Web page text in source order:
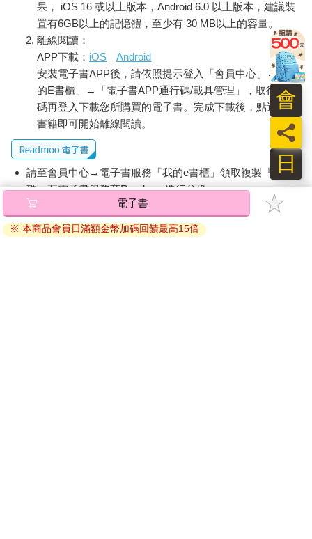
果， iOS 16 或以上版本，Android 6.0 以上版本，建議裝
置有6GB以上的記憶體，至少有 30 MB以上的容量。
離線閱讀：
APP下載： iOS
Android
安裝電子書APP後，請依照提示登入「會員中心」→「我
的E書櫃」→「電子書APP通行碼/載具管理」，取得通行
碼再登入下載您所購買的電子書。完成下載後，點選任一
書籍即可開始離線閱讀。
請至會員中心→電子書服務「我的e書櫃」領取複製『兌換
碼』至電子書服務商Readmoo進行兌換。
退換貨須知：
因版權保護，您在金石堂所購買的電子書僅能以金石堂專屬
電子書
※ 本商品會員日滿額金幣加碼回饋最高15倍
日
員
會